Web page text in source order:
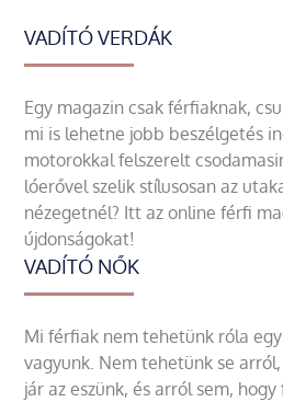
VADÍTÓ VERDÁK
Egy magazin csak férfiaknak,
mi is lehetne jobb beszélgetés
motorokkal felszerelt
lóerővel szelik stílusosan az
nézegetnél? Itt az online férfi
újdonságokat!
VADÍTÓ NŐK
Mi férfiak nem tehetünk róla
vagyunk. Nem tehetünk se
jár az eszünk, és arról sem,